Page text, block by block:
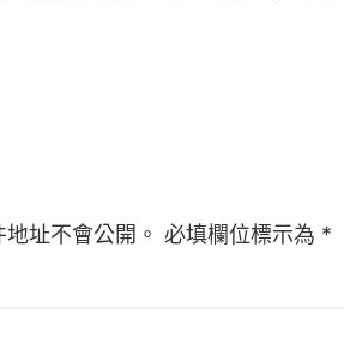
址不會公開。 必填欄位標示為 *